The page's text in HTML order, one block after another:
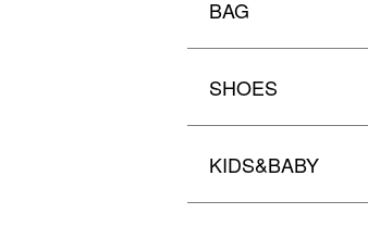
BAG
SHOES
KIDS&BABY